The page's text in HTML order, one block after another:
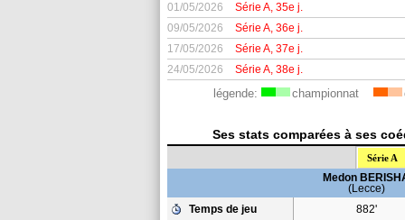
01/05/2026 Série A, 35e j.
09/05/2026
Série A, 36e j.
17/05/2026
Série A, 37e j.
24/05/2026
Série A, 38e j.
légende: championnat
Ses stats comparées à ses
Série A
Medon
(Lecce)
Temps de jeu
882'